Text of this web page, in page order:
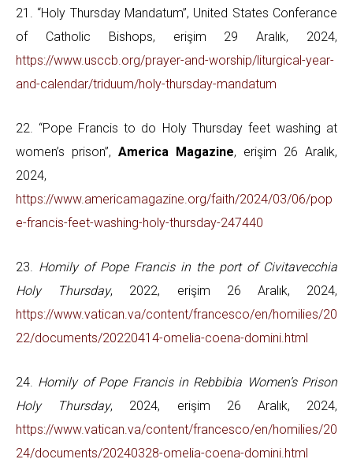
21. “Holy Thursday Mandatum”, United States Conferance
of Catholic Bishops, erişim 29 Aralık, 2024,
https://www.usccb.org/prayer-and-worship/liturgical-year-
and-calendar/triduum/holy-thursday-mandatum
22. “Pope Francis to do Holy Thursday feet washing at
women’s prison”, America Magazine, erişim 26 Aralık,
2024,
https://www.americamagazine.org/faith/2024/03/06/pop
e-francis-feet-washing-holy-thursday-247440
23. Homily of Pope Francis in the port of Civitavecchia
Holy Thursday, 2022, erişim 26 Aralık, 2024,
https://www.vatican.va/content/francesco/en/homilies/20
22/documents/20220414-omelia-coena-domini.html
24. Homily of Pope Francis in Rebbibia Women’s Prison
Holy Thursday, 2024, erişim 26 Aralık, 2024,
https://www.vatican.va/content/francesco/en/homilies/20
24/documents/20240328-omelia-coena-domini.html